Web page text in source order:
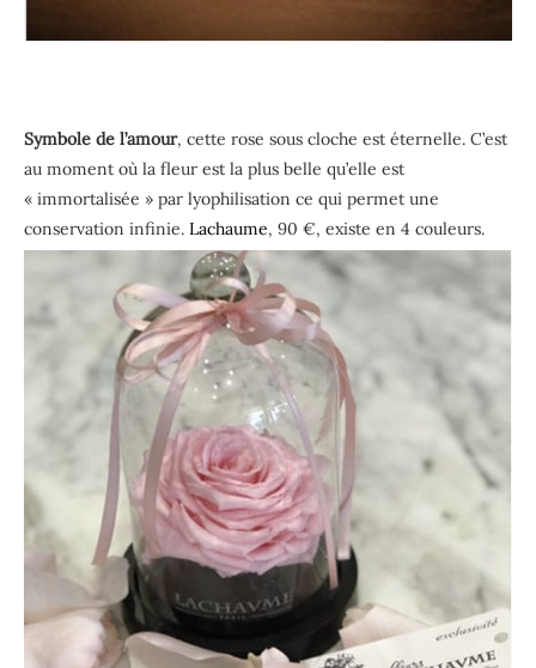
Symbole de l’amour, cette rose sous cloche est éternelle. C’est
au moment où la fleur est la plus belle qu’elle est
« immortalisée » par lyophilisation ce qui permet une
conservation infinie. Lachaume, 90 €, existe en 4 couleurs.